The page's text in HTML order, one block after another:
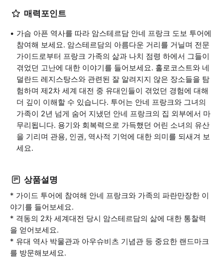
매력포인트
가슴 아픈 역사를 따라 암스테르담 안네 프랑크 도보 투어에
참여해 보세요. 암스테르담의 아름다운 거리를 거닐며 전문
가이드로부터 프랑크 가족의 삶과 나치 점령 하에서 그들이
겪었던 고난에 대한 이야기를 들어보세요. 홀로코스트와 네
덜란드 레지스탕스와 관련된 잘 알려지지 않은 장소들을 탐
험하며 제2차 세계 대전 중 유대인들이 겪었던 경험에 대해
더 깊이 이해할 수 있습니다. 투어는 안네 프랑크와 그녀의
가족이 2년 넘게 숨어 지냈던 안네 프랑크의 집 외부에서 마
무리됩니다. 용기와 회복력으로 가득했던 어린 소녀의 유산
을 기리며 관용, 인권, 역사적 기억에 대한 의미를 되새겨 보
세요.
상품설명
* 가이드 투어에 참여해 안네 프랑크와 가족의 파란만장한 이
야기를 들어보세요.
* 격동의 2차 세계대전 당시 암스테르담의 삶에 대한 통찰력
을 얻어보세요.
* 유대 역사 박물관과 아우슈비츠 기념관 등 중요한 랜드마크
를 방문해보세요.